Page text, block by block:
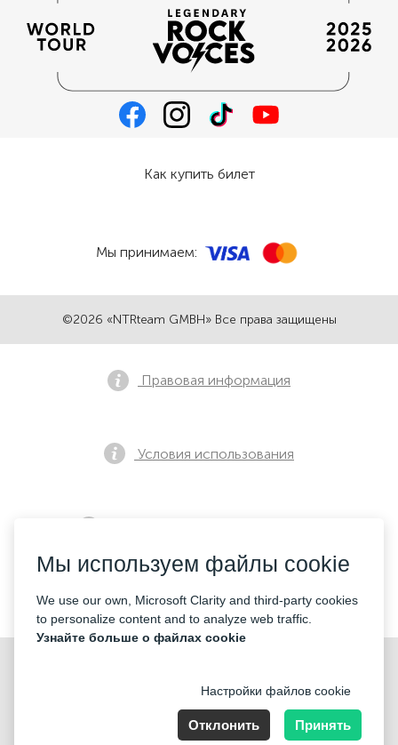
©2026 «NTRteam GMBH» Все права защищены
Как купить билет
Мы принимаем:
Правовая информация
Условия использования
Контакты
Nummer der Firma: 40221 Düsseldorf, Registered address:
Мы используем файлы cookie
We use our own, Microsoft Clarity and third-party cookies
to personalize content and to analyze web traffic.
Узнайте больше о файлах cookie
Настройки файлов cookie
Отклонить Принять